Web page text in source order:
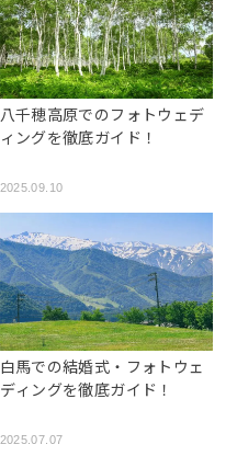
八千穂高原でのフォトウェデ
ィングを徹底ガイド！
2025.09.10
白馬での結婚式・フォトウェ
ディングを徹底ガイド！
2025.07.07